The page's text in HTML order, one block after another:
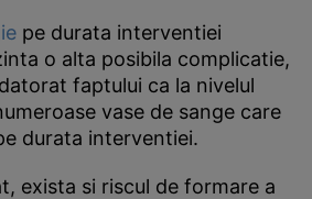
pe durata interventiei
o alta posibila complicatie,
faptului ca la nivelul
vase de sange care
durata interventiei.
exista si riscul de formare a